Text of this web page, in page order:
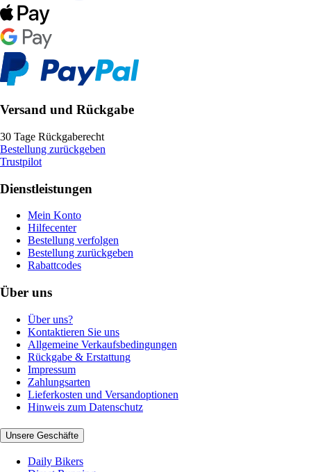
Versand und Rückgabe
30 Tage Rückgaberecht
Bestellung zurückgeben
Trustpilot
Dienstleistungen
Mein Konto
Hilfecenter
Bestellung verfolgen
Bestellung zurückgeben
Rabattcodes
Über uns
Über uns?
Kontaktieren Sie uns
Allgemeine Verkaufsbedingungen
Rückgabe & Erstattung
Impressum
Zahlungsarten
Lieferkosten und Versandoptionen
Hinweis zum Datenschutz
Unsere Geschäfte
Daily Bikers